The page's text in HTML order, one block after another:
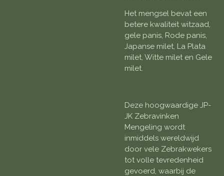
Het mengsel bevat een
betere kwaliteit witzaad,
gele panis, Rode panis,
Japanse milet, La Plata
milet, Witte milet en Gele
milet.
Deze hoogwaardige JP-
JK Zebravinken
Mengeling wordt
inmiddels wereldwijd
door vele Zebrakwekers
tot volle tevredenheid
gevoerd, waarbij de